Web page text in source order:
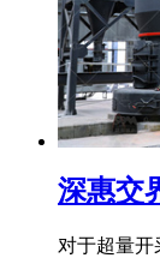
深惠交
对于超量